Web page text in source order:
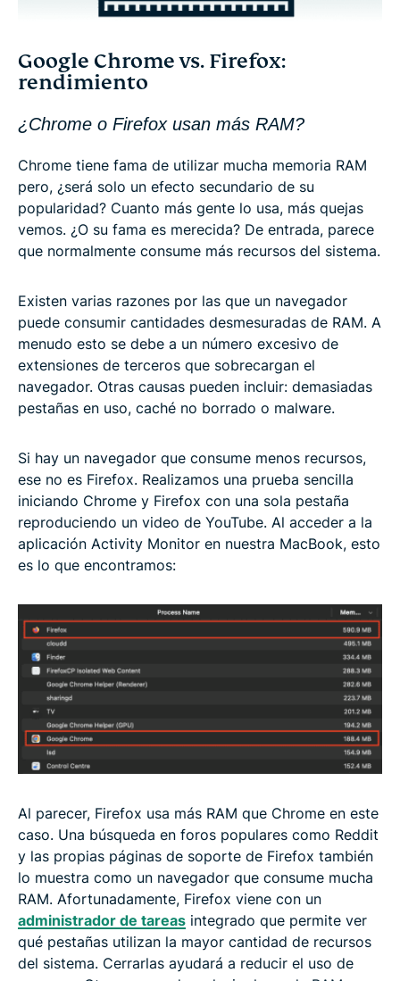
Google Chrome vs. Firefox:
rendimiento
¿Chrome o Firefox usan más RAM?
Chrome tiene fama de utilizar mucha memoria RAM
pero, ¿será solo un efecto secundario de su
popularidad? Cuanto más gente lo usa, más quejas
vemos. ¿O su fama es merecida? De entrada, parece
que normalmente consume más recursos del sistema.
Existen varias razones por las que un navegador
puede consumir cantidades desmesuradas de RAM. A
menudo esto se debe a un número excesivo de
extensiones de terceros que sobrecargan el
navegador. Otras causas pueden incluir: demasiadas
pestañas en uso, caché no borrado o malware.
Si hay un navegador que consume menos recursos,
ese no es Firefox. Realizamos una prueba sencilla
iniciando Chrome y Firefox con una sola pestaña
reproduciendo un video de YouTube. Al acceder a la
aplicación Activity Monitor en nuestra MacBook, esto
es lo que encontramos:
Al parecer, Firefox usa más RAM que Chrome en este
caso. Una búsqueda en foros populares como Reddit
y las propias páginas de soporte de Firefox también
lo muestra como un navegador que consume mucha
RAM. Afortunadamente, Firefox viene con un
administrador de tareas integrado que permite ver
qué pestañas utilizan la mayor cantidad de recursos
del sistema. Cerrarlas ayudará a reducir el uso de